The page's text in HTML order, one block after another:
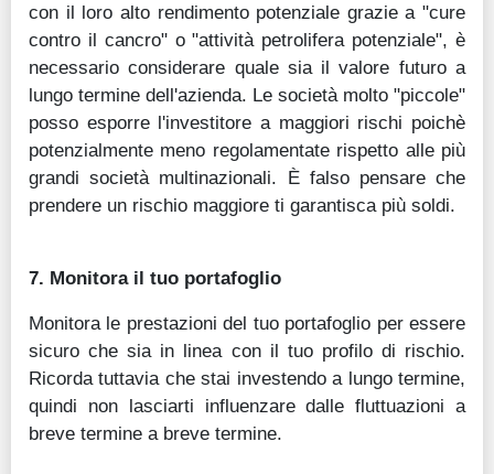
con il loro alto rendimento potenziale grazie a "cure
contro il cancro" o "attività petrolifera potenziale", è
necessario considerare quale sia il valore futuro a
lungo termine dell'azienda. Le società molto "piccole"
posso esporre l'investitore a maggiori rischi poichè
potenzialmente meno regolamentate rispetto alle più
grandi società multinazionali. È falso pensare che
prendere un rischio maggiore ti garantisca più soldi.
7. Monitora il tuo portafoglio
Monitora le prestazioni del tuo portafoglio per essere
sicuro che sia in linea con il tuo profilo di rischio.
Ricorda tuttavia che stai investendo a lungo termine,
quindi non lasciarti influenzare dalle fluttuazioni a
breve termine a breve termine.